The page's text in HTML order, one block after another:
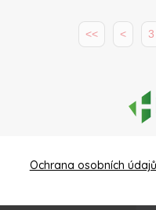
<< < 3
Ochrana osobních údajů